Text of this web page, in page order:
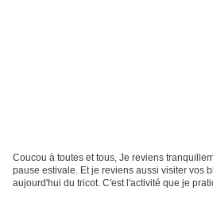
Coucou à toutes et tous, Je reviens
pause estivale. Et je reviens aussi visiter vos
aujourd'hui du tricot. C'est l'activité que je